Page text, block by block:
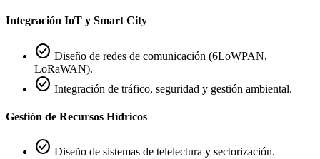
Integración IoT y Smart City
check_circle Diseño de redes de comunicación (6LoWPAN,
LoRaWAN).
check_circle Integración de tráfico, seguridad y gestión ambiental.
Gestión de Recursos Hídricos
check_circle Diseño de sistemas de telelectura y sectorización.